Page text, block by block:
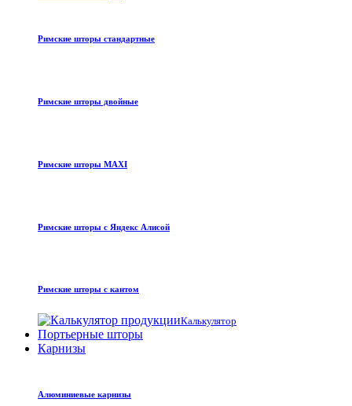
Римские шторы стандартные
Римские шторы двойные
Римские шторы MAXI
Римские шторы с Яндекс Алисой
Римские шторы с кантом
Калькулятор
Портьерные шторы
Карнизы
Алюминиевые карнизы